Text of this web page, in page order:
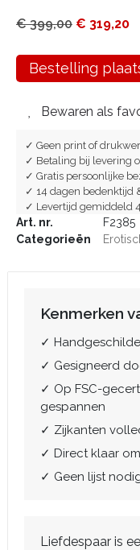
€399,00 € 319,20
Bestelling
Bewaren als
✓ Geen print of
✓ Betaling bij levering
✓ Gratis persoonlijke
✓ 14 dagen bedenktijd
✓ Levertijd gemiddeld
Art. nr.
F2385
Categorieën
Kenmerken
✓
✓ Gesigneerd
✓ Op FSC-
gespannen
✓ Zijkanten
✓ Direct klaar
✓ Geen lijst
Liefdespaar is